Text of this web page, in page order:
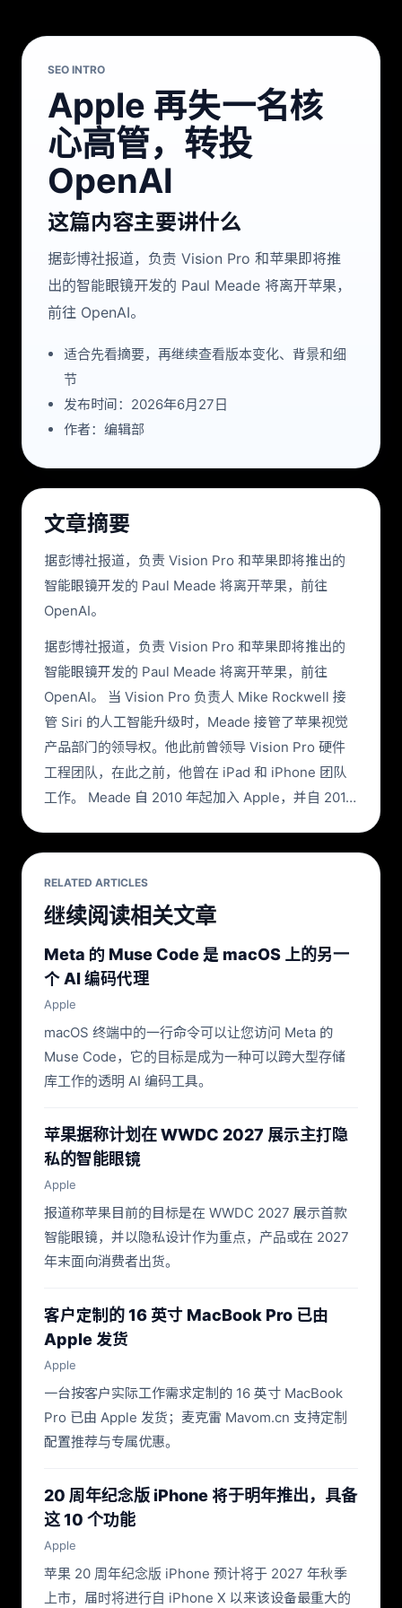
SEO INTRO
Apple 再失一名核
心高管，转投
OpenAI
这篇内容主要讲什么
据彭博社报道，负责 Vision Pro 和苹果即将推
出的智能眼镜开发的 Paul Meade 将离开苹果，
前往 OpenAI。
适合先看摘要，再继续查看版本变化、背景和细
节
发布时间：2026年6月27日
作者：编辑部
文章摘要
据彭博社报道，负责 Vision Pro 和苹果即将推出的
智能眼镜开发的 Paul Meade 将离开苹果，前往
OpenAI。
据彭博社报道，负责 Vision Pro 和苹果即将推出的
智能眼镜开发的 Paul Meade 将离开苹果，前往
OpenAI。 当 Vision Pro 负责人 Mike Rockwell 接
管 Siri 的人工智能升级时，Meade 接管了苹果视觉
产品部门的领导权。他此前曾领导 Vision Pro 硬件
工程团队，在此之前，他曾在 iPad 和 iPhone 团队
工作。 Meade 自 2010 年起加入 Apple，并自 201…
RELATED ARTICLES
继续阅读相关文章
Meta 的 Muse Code 是 macOS 上的另一
个 AI 编码代理
Apple
macOS 终端中的一行命令可以让您访问 Meta 的
Muse Code，它的目标是成为一种可以跨大型存储
库工作的透明 AI 编码工具。
苹果据称计划在 WWDC 2027 展示主打隐
私的智能眼镜
Apple
报道称苹果目前的目标是在 WWDC 2027 展示首款
智能眼镜，并以隐私设计作为重点，产品或在 2027
年末面向消费者出货。
客户定制的 16 英寸 MacBook Pro 已由
Apple 发货
Apple
一台按客户实际工作需求定制的 16 英寸 MacBook
Pro 已由 Apple 发货；麦克雷 Mavom.cn 支持定制
配置推荐与专属优惠。
20 周年纪念版 iPhone 将于明年推出，具备
这 10 个功能
Apple
苹果 20 周年纪念版 iPhone 预计将于 2027 年秋季
上市，届时将进行自 iPhone X 以来该设备最重大的